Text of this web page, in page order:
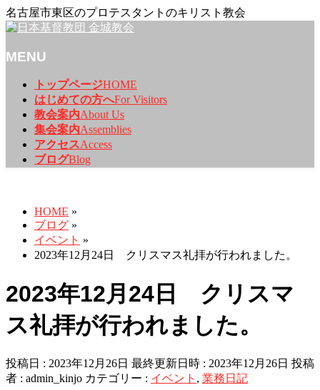
名古屋市東区のプロテスタントのキリスト教会
MENU
トップページHOME
はじめての方へFor Visitors
教会案内About Us
集会案内Assemblies
アクセスAccess
ブログBlog
HOME »
ブログ »
イベント »
2023年12月24日 クリスマス礼拝が行われました。
2023年12月24日 クリスマ
ス礼拝が行われました。
投稿日 : 2023年12月26日 最終更新日時 : 2023年12月26日 投稿
者 : admin_kinjo カテゴリー : イベント , 業務日記